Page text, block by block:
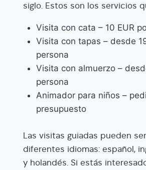
siglo. Estos son los servicios
Visita con cata – 10 EUR
Visita con tapas – desde
persona
Visita con almuerzo –
persona
Animador para niños –
presupuesto
Las visitas guiadas pueden
diferentes idiomas: español,
y holandés. Si estás